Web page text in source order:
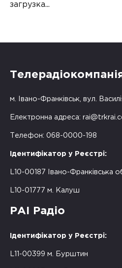
загрузка...
м. Івано-Франківськ, вул.
Електронна адреса:
Телефон: 068-0000-198
Ідентифікатор у Реєстрі:
L10-00187 Івано-Франківська
L10-01777 м. Калуш
РАІ Радіо
Ідентифікатор у Реєстрі:
L11-00399 м. Бурштин